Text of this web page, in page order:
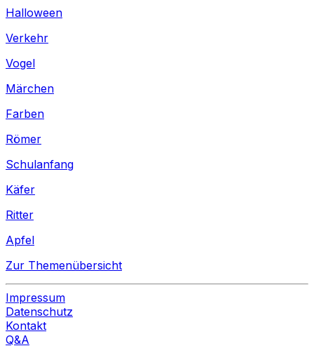
Halloween
Verkehr
Vogel
Märchen
Farben
Römer
Schulanfang
Käfer
Ritter
Apfel
Zur Themenübersicht
Impressum
Datenschutz
Kontakt
Q&A